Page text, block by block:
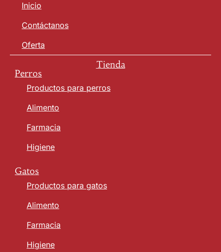
Inicio
Contáctanos
Oferta
Tienda
Perros
Productos para perros
Alimento
Farmacia
Higiene
Gatos
Productos para gatos
Alimento
Farmacia
Higiene